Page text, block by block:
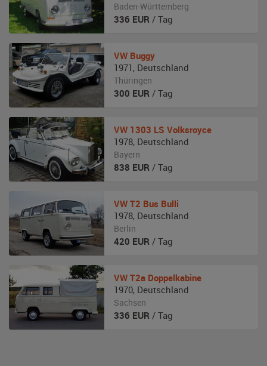
Baden-Württemberg
336 EUR / Tag
VW Buggy
1971 , Deutschland
Thüringen
300 EUR / Tag
VW 1303 LS Volksroyce
1978, Deutschland
Bayern
838 EUR / Tag
VW T2 Bus Bulli
1978, Deutschland
Berlin
420 EUR / Tag
VW T2a Doppelkabine
1970, Deutschland
Sachsen
336 EUR / Tag